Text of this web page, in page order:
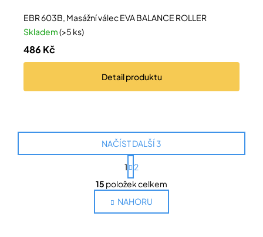
EBR 603B, Masážní válec EVA BALANCE ROLLER
Skladem(>5 ks)
486 Kč
Detailproduktu
O
v
l
á
NAČÍST DALŠÍ 3
S
t
r
á
n
k
1
2
15 položek celkem
NAHORU